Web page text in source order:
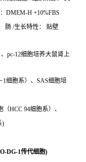
DMEM-H +10%FBS
肠 /生长特性： 贴壁
pc-12细胞培养大鼠肾上
细胞系）、SAS细胞培
HCC 94细胞系）、
)
DG-1传代细胞)